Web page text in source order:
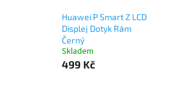
Huawei P Smart Z LCD
Displej Dotyk Rám
Černý
Skladem
499 Kč